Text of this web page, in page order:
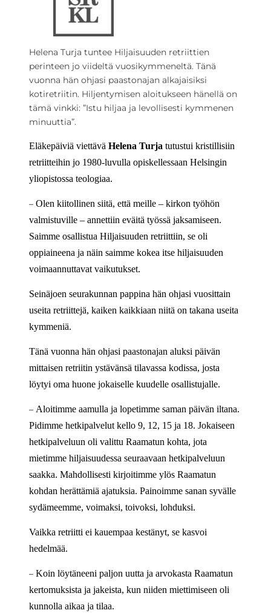
Helena Turja tuntee Hiljaisuuden retriittien
perinteen jo viideltä vuosikymmeneltä. Tänä
vuonna hän ohjasi paastonajan alkajaisiksi
kotiretriitin. Hiljentymisen aloitukseen hänellä on
tämä vinkki: ”Istu hiljaa ja levollisesti kymmenen
minuuttia”.
Eläkepäiviä viettävä Helena Turja tutustui kristillisiin
retriitteihin jo 1980-luvulla opiskellessaan Helsingin
yliopistossa teologiaa.
– Olen kiitollinen siitä, että meille – kirkon työhön
valmistuville – annettiin eväitä työssä jaksamiseen.
Saimme osallistua Hiljaisuuden retriittiin, se oli
oppiaineena ja näin saimme kokea itse hiljaisuuden
voimaannuttavat vaikutukset.
Seinäjoen seurakunnan pappina hän ohjasi vuosittain
useita retriittejä, kaiken kaikkiaan niitä on takana useita
kymmeniä.
Tänä vuonna hän ohjasi paastonajan aluksi päivän
mittaisen retriitin ystävänsä tilavassa kodissa, josta
löytyi oma huone jokaiselle kuudelle osallistujalle.
– Aloitimme aamulla ja lopetimme saman päivän iltana.
Pidimme hetkipalvelut kello 9, 12, 15 ja 18. Jokaiseen
hetkipalveluun oli valittu Raamatun kohta, jota
mietimme hiljaisuudessa seuraavaan hetkipalveluun
saakka. Mahdollisesti kirjoitimme ylös Raamatun
kohdan herättämiä ajatuksia. Painoimme sanan syvälle
sydämeemme, voimaksi, toivoksi, lohduksi.
Vaikka retriitti ei kauempaa kestänyt, se kasvoi
hedelmää.
– Koin löytäneeni paljon uutta ja arvokasta Raamatun
kertomuksista ja jakeista, kun niiden miettimiseen oli
kunnolla aikaa ja tilaa.